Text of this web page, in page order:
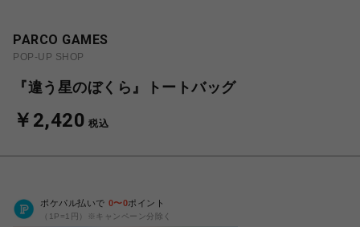
PARCO GAMES
POP-UP SHOP
『違う星のぼくら』トートバッグ
￥2,420 税込
ポケパル払いで 0〜0ポイント
（1P=1円）※キャンペーン分除く